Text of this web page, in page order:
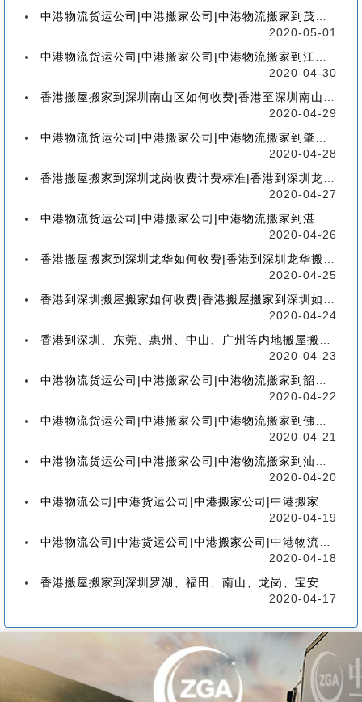
中港物流货运公司|中港搬家公司|中港物流搬家到茂名流程、联运、包装、价格、电话、标准
2020-05-01
中港物流货运公司|中港搬家公司|中港物流搬家到江门流程、联运、包装、价格、电话、标准
2020-04-30
香港搬屋搬家到深圳南山区如何收费|香港至深圳南山区搬屋搬家流程、分类、包装、价格
2020-04-29
中港物流货运公司|中港搬家公司|中港物流搬家到肇庆流程、联运、包装、价格、电话、标准
2020-04-28
香港搬屋搬家到深圳龙岗收费计费标准|香港到深圳龙岗区搬家如何收费【香港搬家到龙岗】
2020-04-27
中港物流货运公司|中港搬家公司|中港物流搬家到湛江流程、联运、包装、价格、电话、标准
2020-04-26
香港搬屋搬家到深圳龙华如何收费|香港到深圳龙华搬屋搬家收费标准-【服务客户操作实感】
2020-04-25
香港到深圳搬屋搬家如何收费|香港搬屋搬家到深圳如何计费-【分享公司具体报价操作流程】
2020-04-24
香港到深圳、东莞、惠州、中山、广州等内地搬屋搬家，如何选择香港物流搬家公司
2020-04-23
中港物流货运公司|中港搬家公司|中港物流搬家到韶关流程、联运、包装、价格、电话、标准
2020-04-22
中港物流货运公司|中港搬家公司|中港物流搬家到佛山流程、联运、包装、价格、电话、标准
2020-04-21
中港物流货运公司|中港搬家公司|中港物流搬家到汕头的流程、联运、包装、价格、电话、标准
2020-04-20
中港物流公司|中港货运公司|中港搬家公司|中港搬家到珠海的流程、联运、包装、价格、电话
2020-04-19
中港物流公司|中港货运公司|中港搬家公司|中港物流搬家到广州的流程、联运、包装、价格
2020-04-18
香港搬屋搬家到深圳罗湖、福田、南山、龙岗、宝安、盐田、龙华、大鹏、坪山流程和价格
2020-04-17